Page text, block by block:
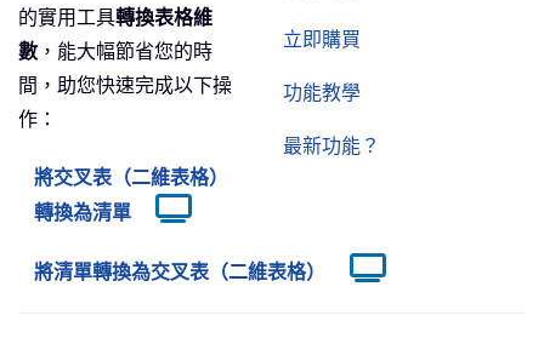
立即購買
功能教學
最新功能？
的實用工具轉換表格維
數 ，能大幅節省您的時
間，助您快速完成以下操
作：
將交叉表（二維表格）
轉換為清單
將清單轉換為交叉表（二維表格）